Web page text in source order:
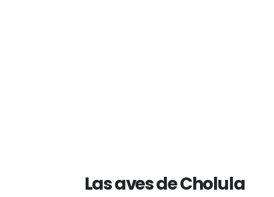
Las aves de Cholula